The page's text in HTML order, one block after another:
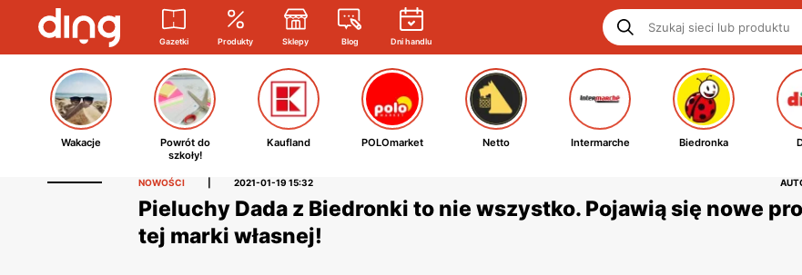
Gazetki Produkty Sklepy Blog Dni handlu
Wakacje
Powrót do
szkoły!
Kaufland POLOmarket Netto Intermarche Biedronka
NOWOŚCI 2021-01-19 15:32
Pieluchy Dada z Biedronki to nie wszystko. Pojawią się nowe
tej marki własnej!